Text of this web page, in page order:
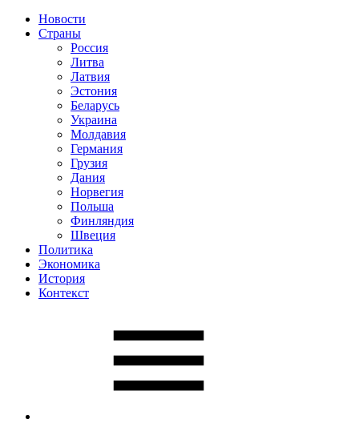
Новости
Страны
Россия
Литва
Латвия
Эстония
Беларусь
Украина
Молдавия
Германия
Грузия
Дания
Норвегия
Польша
Финляндия
Швеция
Политика
Экономика
История
Контекст